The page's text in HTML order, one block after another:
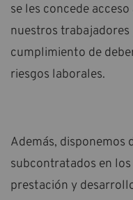
se les concede
nuestros
cumplimiento de
riesgos laborales.
Además, disponemos
subcontratados en
prestación y